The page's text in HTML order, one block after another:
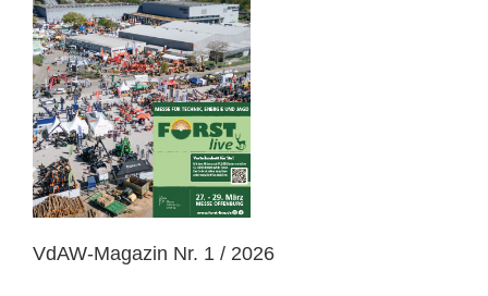
VdAW-Magazin Nr. 1 / 2026